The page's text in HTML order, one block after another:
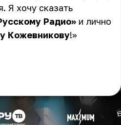
Я хочу сказать
Радио» и лично
Кожевникову!»